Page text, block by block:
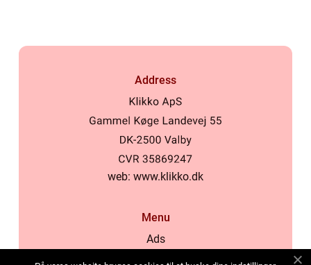
Address
web: www.klikko.dk
Menu
Ads